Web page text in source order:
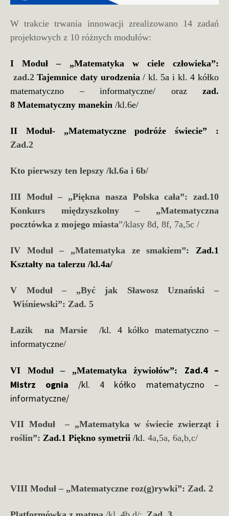
W trakcie trwania innowacji zrealizowano 14 zadań
projektowych z 10 różnych modułów:
I Moduł – „Matematyka w ciele człowieka”:
zad.2 Tajemnice daty urodzenia/ kl. 5a i kl. 4 kółko
matematyczno – informatyczne/ oraz zad.
8 Matematyczny manekin /kl.6e/
II Moduł- „Matematyczne podróże świecie” :
Zad.2
Kto pierwszy ten lepszy /kl.6a i 6b/
III Moduł – „Piękna nasza Polska cała”: zad.10
Konkurs międzyszkolny –
„Matematyczna
pocztówka z mojego miasta”/klasy 8d, 8f, 7a,5c /
IV Moduł – „Matematyka ze smakiem”:Zad.1
Kształty na talerzu /kl.4a/
V Moduł – „Być jak Sławosz Uznański –
Wiśniewski”: Zad. 5
Łazik na Marsie
/kl. 4 kółko matematyczno –
informatyczne/
VI Moduł – „Matematyka żywiołów”: Zad.4 –
Mistrz ognia
/kl. 4 kółko matematyczno –
informatyczne/
VII Moduł – „Matematyka w świecie zwierząt i
roślin”: Zad.1 Piękno symetrii /kl. 4a,5a, 6a,b,c/
VIII Moduł – „Matematyczne roz(g)rywki”: Zad. 2